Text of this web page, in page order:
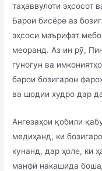
таҳаввулоти эҳсосот
Барои бисёре аз
эҳсоси маърифат
меоранд. Аз ин рӯ,
гуногун ва
барои бозигарон
ва шодии худро дар
Ангезаҳои қобили
медиҳанд, ки
кунанд, дар ҳоле, ки
манфӣ накашида